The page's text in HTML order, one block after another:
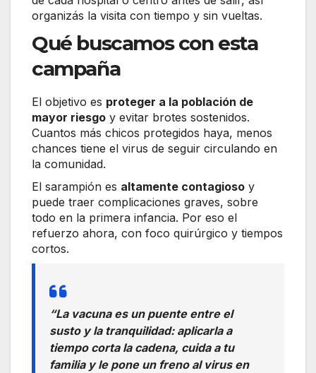
organizás la visita con tiempo y sin vueltas.
Qué buscamos con esta
campaña
El objetivo es proteger a la población de
mayor riesgo y evitar brotes sostenidos.
Cuantos más chicos protegidos haya, menos
chances tiene el virus de seguir circulando en
la comunidad.
El sarampión es altamente contagioso y
puede traer complicaciones graves, sobre
todo en la primera infancia. Por eso el
refuerzo ahora, con foco quirúrgico y tiempos
cortos.
“La vacuna es un puente entre el
susto y la tranquilidad: aplicarla a
tiempo corta la cadena, cuida a tu
familia y le pone un freno al virus en